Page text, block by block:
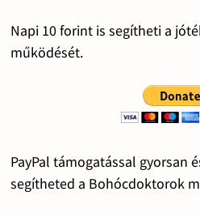
Napi 10 forint is segítheti a
működését.
PayPal támogatással gyorsan
segítheted a Bohócdoktorok